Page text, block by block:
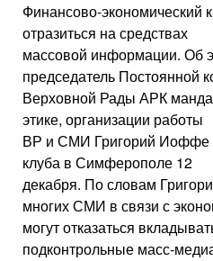
Финансово-экономический
отразиться на средствах
массовой информации. Об
председатель Постоянной
Верховной Рады АРК
этике, организации работы
ВР и СМИ Григорий Иоффе
клуба в Симферополе 12
декабря. По словам
многих СМИ в связи с
могут отказаться
подконтрольные масс-